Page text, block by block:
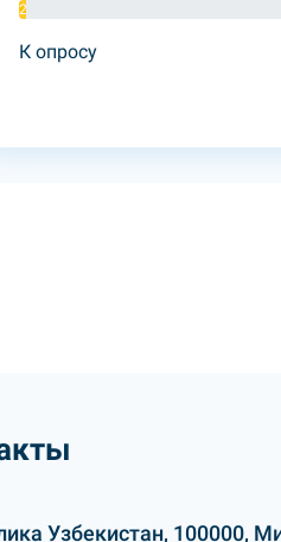
2%
К опросу
Узбекистан, 100000,